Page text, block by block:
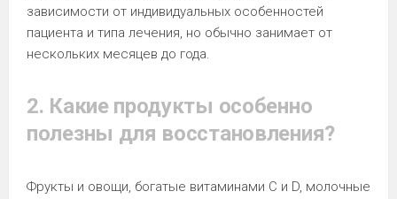
зависимости от индивидуальных особенностей
пациента и типа лечения, но обычно занимает от
нескольких месяцев до года.
2. Какие продукты особенно
полезны для восстановления?
Фрукты и овощи, богатые витаминами C и D, молочные